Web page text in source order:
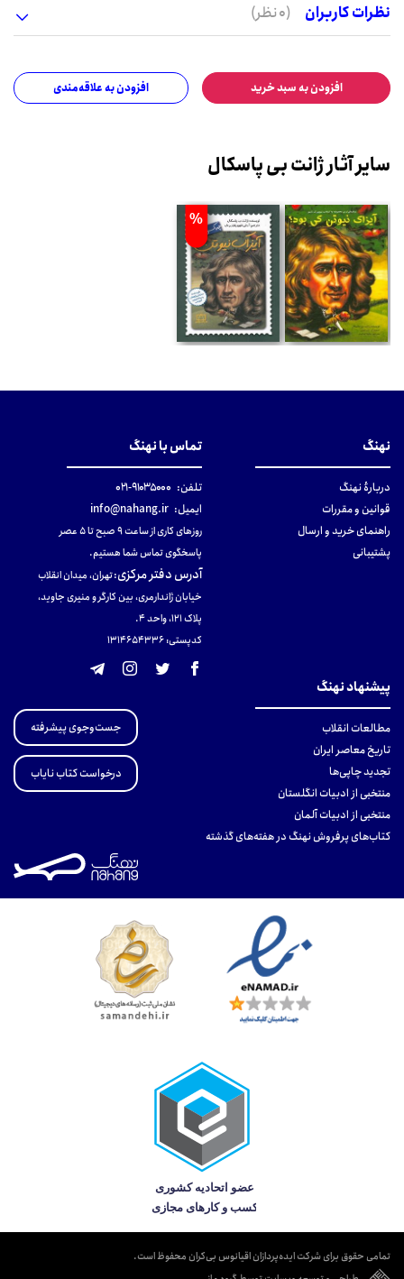
نظرات کاربران
(0 نظر)
افزودن به سبد خرید افزودن به علاقه‌مندی
سایر آثار ژانت بی پاسکال
%
نهنگ
دربارهٔ نهنگ
قوانین و مقررات
راهنمای خرید و ارسال
پشتیبانی
تماس با نهنگ
تلفن: ۹۱۰۳۵۰۰۰-۰۲۱
ایمیل: info@nahang.ir
روزهای کاری از ساعت ۹ صبح تا ۵ عصر
پاسخگوی تماس شما هستیم.
آدرس دفتر مرکزی:تهران، میدان انقلاب
خیابان ژاندارمری، بین کارگر و منیری جاوید،
پلاک 121، واحد ۴.
کدپستی: 131465433۶
پیشنهاد نهنگ
مطالعات انقلاب
تاریخ معاصر ایران
تجدید چاپی‌ها
منتخبی از ادبیات انگلستان
منتخبی از ادبیات آلمان
کتاب‌های پرفروش نهنگ در هفته‌های گذشته
جست‌وجوی پیشرفته
درخواست کتاب نایاب
تمامی حقوق برای شرکت ایده‌پردازان اقیانوس بی‌کران محفوظ است.